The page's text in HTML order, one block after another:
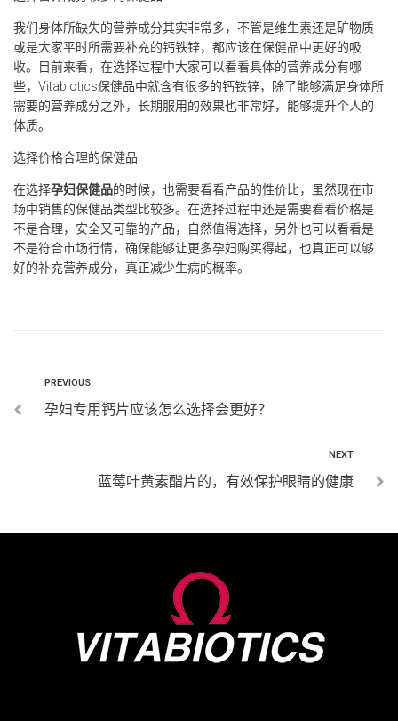
我们身体所缺失的营养成分其实非常多，不管是维生素还是矿物质
或是大家平时所需要补充的钙铁锌，都应该在保健品中更好的吸
收。目前来看，在选择过程中大家可以看看具体的营养成分有哪
些，Vitabiotics保健品中就含有很多的钙铁锌，除了能够满足身体所
需要的营养成分之外，长期服用的效果也非常好，能够提升个人的
体质。
选择价格合理的保健品
在选择孕妇保健品的时候，也需要看看产品的性价比，虽然现在市
场中销售的保健品类型比较多。在选择过程中还是需要看看价格是
不是合理，安全又可靠的产品，自然值得选择，另外也可以看看是
不是符合市场行情，确保能够让更多孕妇购买得起，也真正可以够
好的补充营养成分，真正减少生病的概率。
PREVIOUS
孕妇专用钙片应该怎么选择会更好？
NEXT
蓝莓叶黄素酯片的，有效保护眼睛的健康